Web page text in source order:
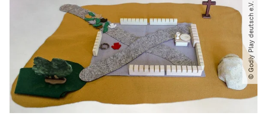
© Godly Play deutsch e.V.